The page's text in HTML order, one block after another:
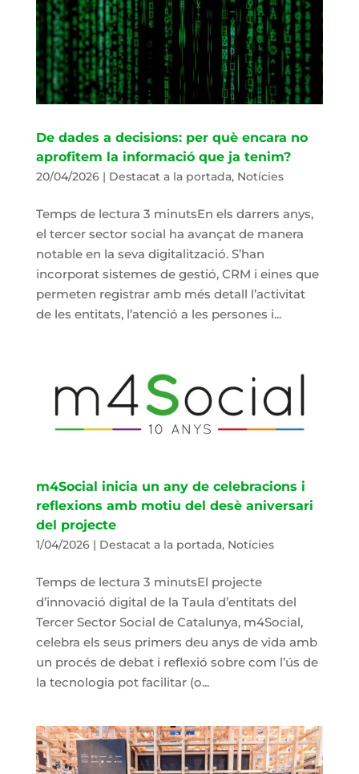
De dades a decisions: per què encara no
aprofitem la informació que ja tenim?
20/04/2026| Destacat a la portada, Notícies
Temps de lectura 3 minutsEn els darrers anys,
el tercer sector social ha avançat de manera
notable en la seva digitalització. S’han
incorporat sistemes de gestió, CRM i eines que
permeten registrar amb més detall l’activitat
de les entitats, l’atenció a les persones i...
m4Social inicia un any de celebracions i
reflexions amb motiu del desè aniversari
del projecte
1/04/2026| Destacat a la portada, Notícies
Temps de lectura 3 minutsEl projecte
d’innovació digital de la Taula d’entitats del
Tercer Sector Social de Catalunya, m4Social,
celebra els seus primers deu anys de vida amb
un procés de debat i reflexió sobre com l’ús de
la tecnologia pot facilitar (o...